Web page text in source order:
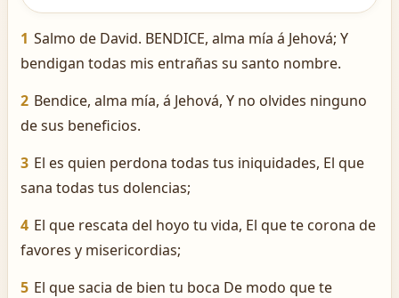
1 Salmo de David. BENDICE, alma mía á Jehová; Y
bendigan todas mis entrañas su santo nombre.
2 Bendice, alma mía, á Jehová, Y no olvides ninguno
de sus beneficios.
3 El es quien perdona todas tus iniquidades, El que
sana todas tus dolencias;
4 El que rescata del hoyo tu vida, El que te corona de
favores y misericordias;
5 El que sacia de bien tu boca De modo que te